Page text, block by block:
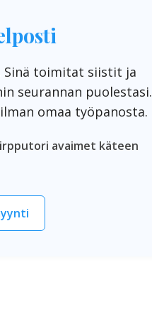
Sinä toimitat siistit ja
seurannan puolestasi.
omaa työpanosta.
avaimet käteen